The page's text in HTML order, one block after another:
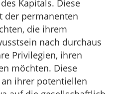
Kapitals. Diese
der permanenten
die ihrem
nach durchaus
Privilegien, ihren
möchten. Diese
ihrer potentiellen